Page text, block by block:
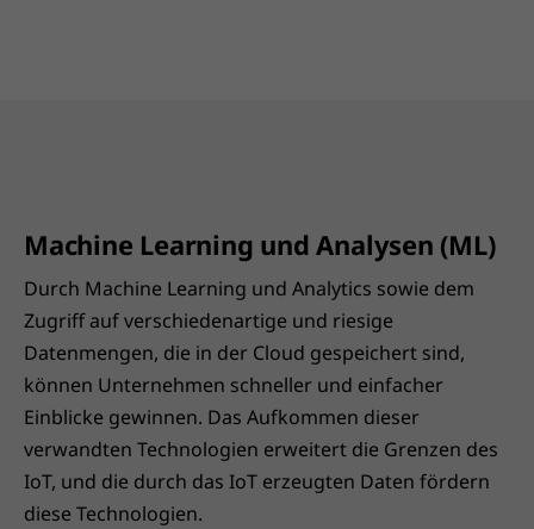
Machine Learning und Analysen (ML)
Durch Machine Learning und Analytics sowie dem
Zugriff auf verschiedenartige und riesige
Datenmengen, die in der Cloud gespeichert sind,
können Unternehmen schneller und einfacher
Einblicke gewinnen. Das Aufkommen dieser
verwandten Technologien erweitert die Grenzen des
IoT, und die durch das IoT erzeugten Daten fördern
diese Technologien.